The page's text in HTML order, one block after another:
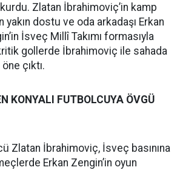
Zlatan İbrahimoviç’in kamp
dostu ve oda arkadaşı Erkan
İsveç Millî Takımı formasıyla
kritik gollerde İbrahimoviç ile sahada
çıktı.
KONYALI FUTBOLCUYA ÖVGÜ
Zlatan İbrahimoviç, İsveç basınına
Erkan Zengin’in oyun